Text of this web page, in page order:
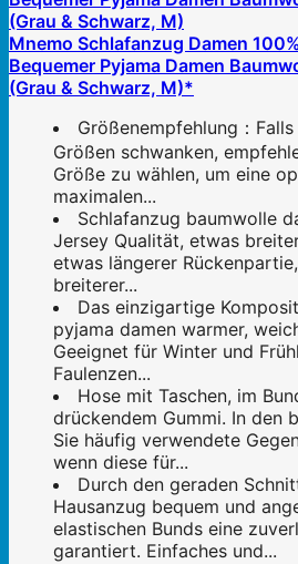
Mnemo Schlafanzug Damen
Bequemer Pyjama Damen
(Grau & Schwarz, M)*
Größenempfehlung：
Größen schwanken,
Größe zu wählen, um eine
maximalen...
Schlafanzug baumwolle
Jersey Qualität, etwas
etwas längerer
breiterer...
Das einzigartige
pyjama damen warmer,
Geeignet für Winter und
Faulenzen...
Hose mit Taschen, im
drückendem Gummi. In den
Sie häufig verwendete
wenn diese für...
Durch den geraden
Hausanzug bequem und
elastischen Bunds eine
garantiert. Einfaches und...